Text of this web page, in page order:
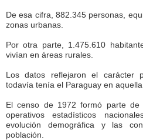
De esa cifra, 882.345 personas,
zonas urbanas.
Por otra parte, 1.475.610
vivían en áreas rurales.
Los datos reflejaron el carácter
todavía tenía el Paraguay en aquella
El censo de 1972 formó parte
operativos estadísticos
evolución demográfica y las
población.